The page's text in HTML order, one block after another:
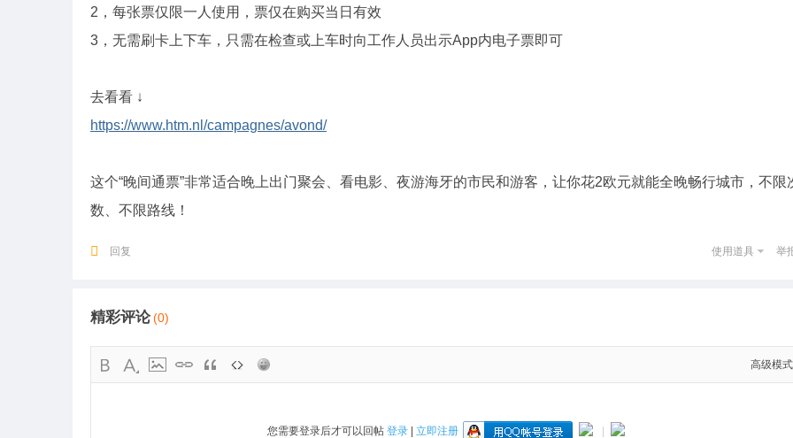
2，每张票仅限一人使用，票仅在购买当日有效
3，无需刷卡上下车，只需在检查或上车时向工作人员出示App内电子票即可
去看看 ↓
https://www.htm.nl/campagnes/avond/
这个“晚间通票”非常适合晚上出门聚会、看电影、夜游海牙的市民和游客，让你花2欧元就能全晚畅行城市，不限
数、不限路线！
回复 使用道具 举
精彩评论(0)
高级模式
您需要登录后才可以回帖 登录| 立即注册